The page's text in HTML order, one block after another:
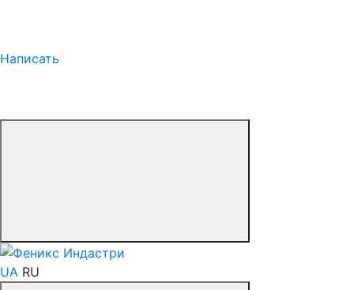
Написать
UA RU